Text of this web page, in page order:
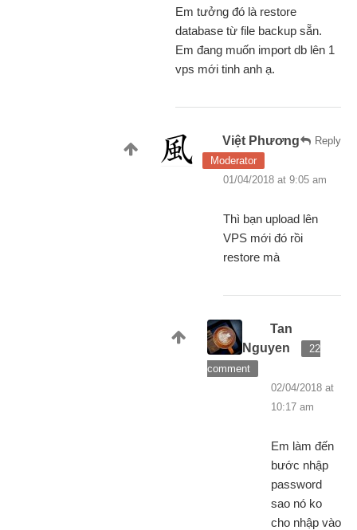
Em tưởng đó là restore
database từ file backup sẵn.
Em đang muốn import db lên 1
vps mới tinh anh ạ.
Reply
Việt Phương
Moderator
01/04/2018 at 9:05 am
Thì bạn upload lên
VPS mới đó rồi
restore mà
Tan
Nguyen
22
comment
02/04/2018 at
10:17 am
Em làm đến
bước nhập
password
sao nó ko
cho nhập vào